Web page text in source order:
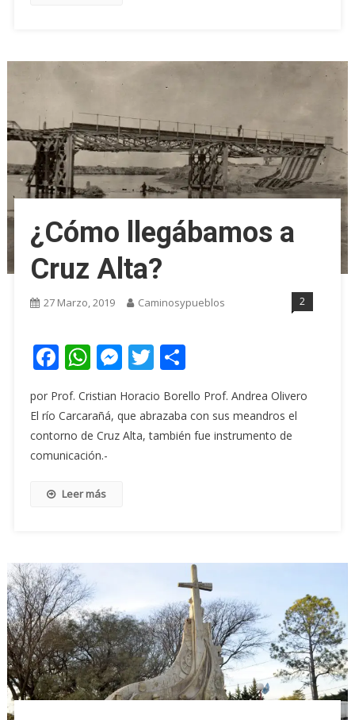
¿Cómo llegábamos a
Cruz Alta?
27 Marzo, 2019 Caminosypueblos 2
Facebook
WhatsApp
Messenger
Twitter
Share
por Prof. Cristian Horacio Borello Prof. Andrea Olivero
El río Carcarañá, que abrazaba con sus meandros el
contorno de Cruz Alta, también fue instrumento de
comunicación.-
Leer más